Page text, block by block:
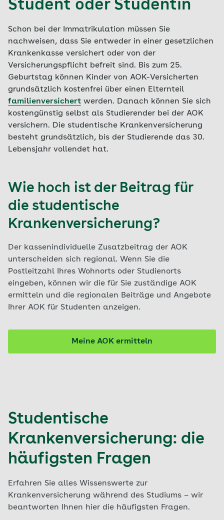
Student oder Studentin
Schon bei der Immatrikulation müssen Sie
nachweisen, dass Sie entweder in einer gesetzlichen
Krankenkasse versichert oder von der
Versicherungspflicht befreit sind. Bis zum 25.
Geburtstag können Kinder von AOK-Versicherten
grundsätzlich kostenfrei über einen Elternteil
familienversichert werden. Danach können Sie sich
kostengünstig selbst als Studierender bei der AOK
versichern. Die studentische Krankenversicherung
besteht grundsätzlich, bis der Studierende das 30.
Lebensjahr vollendet hat.
Wie hoch ist der Beitrag für
die studentische
Krankenversicherung?
Der kassenindividuelle Zusatzbeitrag der AOK
unterscheiden sich regional. Wenn Sie die
Postleitzahl Ihres Wohnorts oder Studienorts
eingeben, können wir die für Sie zuständige AOK
ermitteln und die regionalen Beiträge und Angebote
Ihrer AOK für Studenten anzeigen.
Meine AOK ermitteln
Studentische
Krankenversicherung: die
häufigsten Fragen
Erfahren Sie alles Wissenswerte zur
Krankenversicherung während des Studiums – wir
beantworten Ihnen hier die häufigsten Fragen.